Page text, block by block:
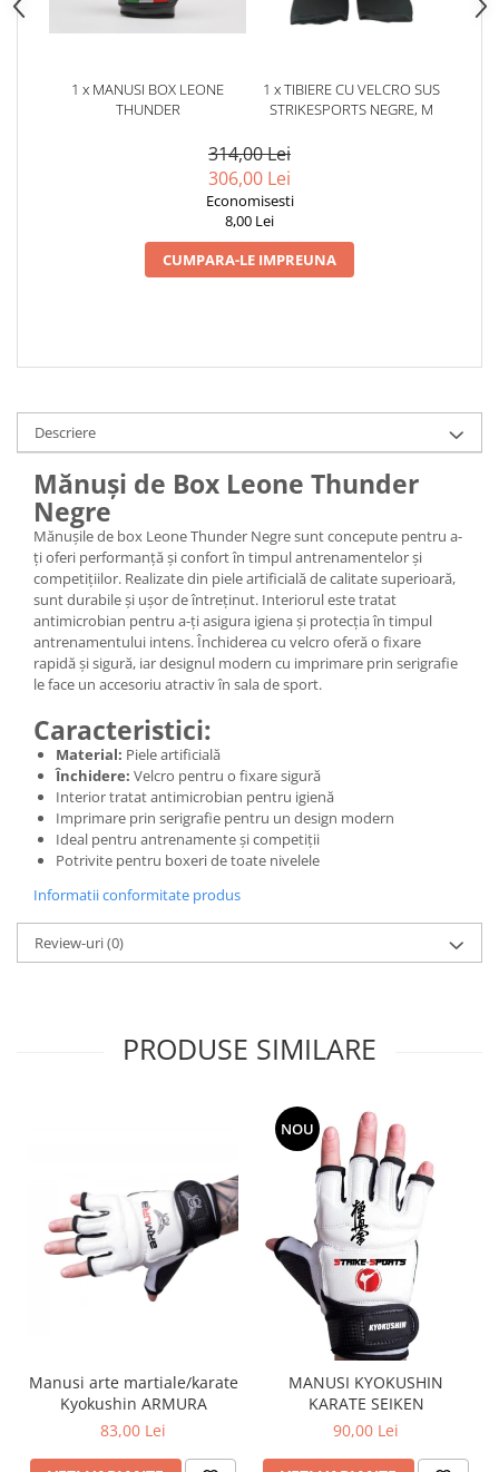
1 x MANUSI BOX LEONE
THUNDER
1 x TIBIERE CU VELCRO SUS
STRIKESPORTS NEGRE, M
314,00 Lei
306,00 Lei
Economisesti
8,00 Lei
CUMPARA-LE IMPREUNA
Descriere
Mănuși de Box Leone Thunder
Negre
Mănușile de box Leone Thunder Negre sunt concepute pentru a-
ți oferi performanță și confort în timpul antrenamentelor și
competițiilor. Realizate din piele artificială de calitate superioară,
sunt durabile și ușor de întreținut. Interiorul este tratat
antimicrobian pentru a-ți asigura igiena și protecția în timpul
antrenamentului intens. Închiderea cu velcro oferă o fixare
rapidă și sigură, iar designul modern cu imprimare prin serigrafie
le face un accesoriu atractiv în sala de sport.
Caracteristici:
Material: Piele artificială
Închidere: Velcro pentru o fixare sigură
Interior tratat antimicrobian pentru igienă
Imprimare prin serigrafie pentru un design modern
Ideal pentru antrenamente și competiții
Potrivite pentru boxeri de toate nivelele
Informatii conformitate produs
Review-uri(0)
PRODUSE SIMILARE
Manusi arte martiale/karate
Kyokushin ARMURA
83,00 Lei
NOU
MANUSI KYOKUSHIN
KARATE SEIKEN
90,00 Lei